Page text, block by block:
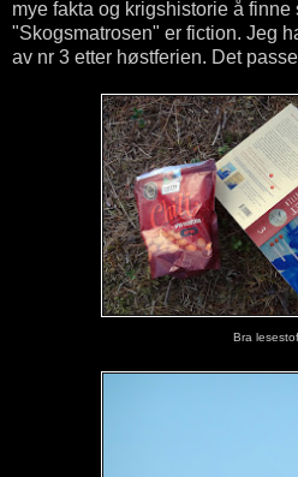
mye fakta og krigshistorie å
"Skogsmatrosen" er fiction. Jeg
av nr 3 etter høstferien. Det
Bra